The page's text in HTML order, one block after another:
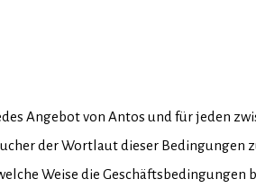
Angebot von Antos und für jeden
der Wortlaut dieser
Weise die